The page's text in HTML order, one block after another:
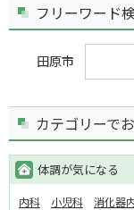
フリーワード
田原市
カテゴリーで
体調が気になる
内科 小児科
消化器